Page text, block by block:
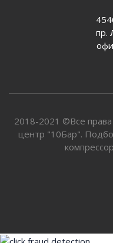
пр.
2018-2021 ©Все
центр "10Бар".